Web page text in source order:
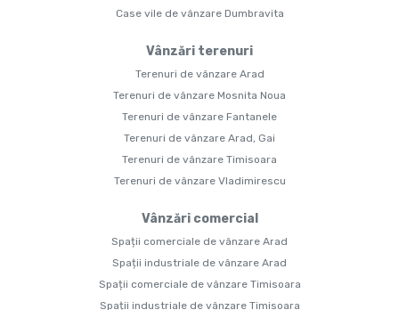
Case vile de vânzare Dumbravita
Vânzări terenuri
Terenuri de vânzare Arad
Terenuri de vânzare Mosnita Noua
Terenuri de vânzare Fantanele
Terenuri de vânzare Arad, Gai
Terenuri de vânzare Timisoara
Terenuri de vânzare Vladimirescu
Vânzări comercial
Spații comerciale de vânzare Arad
Spații industriale de vânzare Arad
Spații comerciale de vânzare Timisoara
Spații industriale de vânzare Timisoara